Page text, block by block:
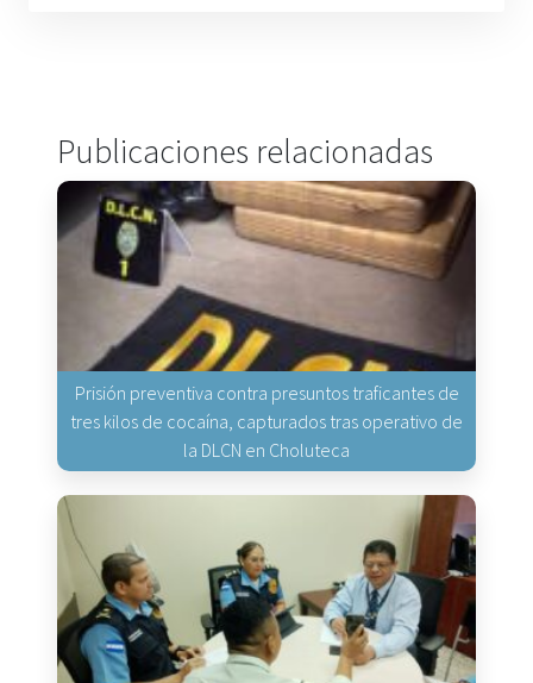
Publicaciones relacionadas
Prisión preventiva contra presuntos traficantes de
tres kilos de cocaína, capturados tras operativo de
la DLCN en Choluteca